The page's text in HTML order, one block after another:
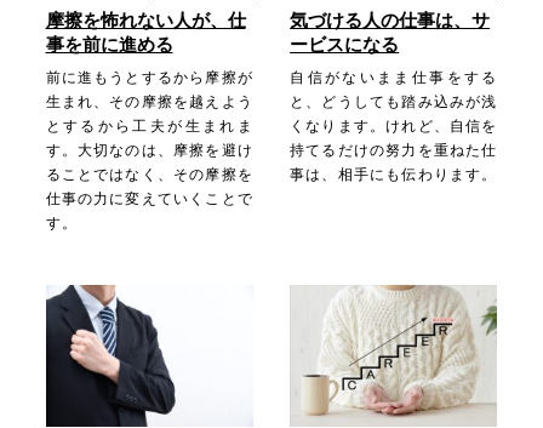
摩擦を怖れない人が、仕
事を前に進める
前に進もうとするから摩擦が
生まれ、その摩擦を越えよう
とするから工夫が生まれま
す。大切なのは、摩擦を避け
ることではなく、その摩擦を
仕事の力に変えていくことで
す。
気づける人の仕事は、サ
ービスになる
自信がないまま仕事をする
と、どうしても踏み込みが浅
くなります。けれど、自信を
持てるだけの努力を重ねた仕
事は、相手にも伝わります。